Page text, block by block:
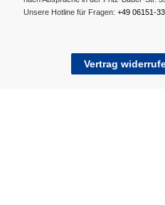
Unsere Hotline für Fragen:+49 06151-
Vertrag